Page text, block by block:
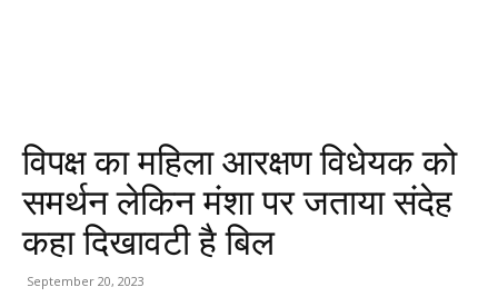
विपक्ष का महिला आरक्षण विधेयक को
समर्थन लेकिन मंशा पर जताया संदेह
कहा दिखावटी है बिल
September 20, 2023